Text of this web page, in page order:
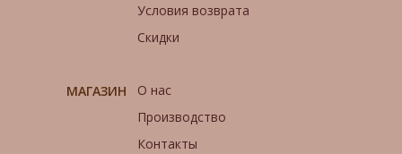
МАГАЗИН
О нас
Производство
Контакты
Условия возврата
Скидки